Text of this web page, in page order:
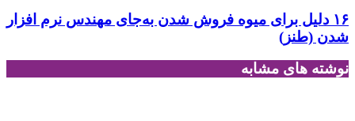
۱۶ دلیل برای میوه فروش شدن به‌جای مهندس نرم افزار
شدن (طنز)
نوشته های مشابه